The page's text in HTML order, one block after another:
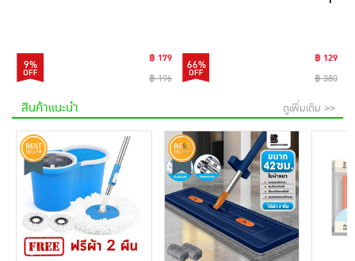
9%
฿ 179
฿ 196
66%
฿ 129
฿ 380
สินค้าแนะนำ ดูเพิ่มเติม >>